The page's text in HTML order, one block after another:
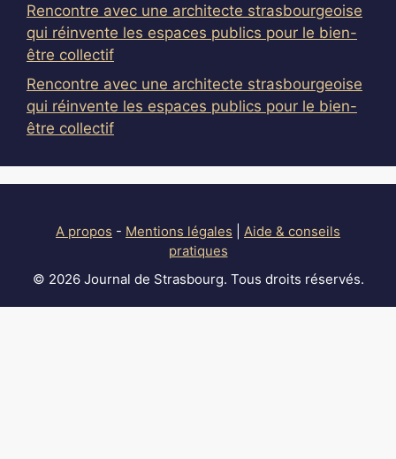
Rencontre avec une architecte strasbourgeoise
qui réinvente les espaces publics pour le bien-
être collectif
Rencontre avec une architecte strasbourgeoise
qui réinvente les espaces publics pour le bien-
être collectif
A propos - Mentions légales
Aide & conseils
pratiques
© 2026 Journal de Strasbourg. Tous droits réservés.